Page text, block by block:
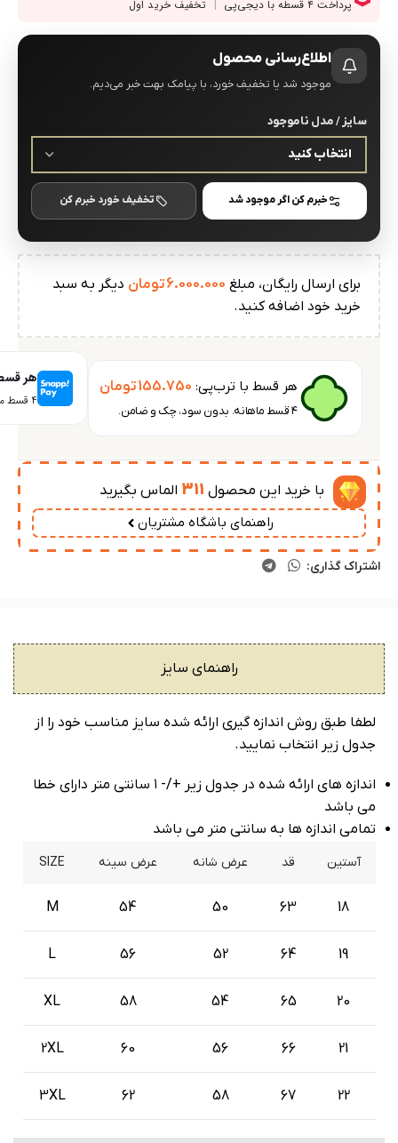
اطلاع‌رسانی محصول
موجود شد یا تخفیف خورد، با پیامک بهت خبر می‌دیم.
سایز / مدل ناموجود
خبرم کن اگر موجود شد تخفیف خورد خبرم کن
برای ارسال رایگان، مبلغ 6.000.000تومان دیگر به سبد
خرید خود اضافه کنید.
هر قسط با ترب‌پی: 155.750تومان
۴ قسط ماهانه. بدون سود، چک و ضامن.
هر
۴ قسط ماهانه. بدون سود، چک و ضامن.
با خرید این محصول 311 الماس بگیرید
راهنمای باشگاه مشتریان
اشتراک گذاری:
راهنمای سایز
لطفا طبق روش اندازه گیری ارائه شده سایز مناسب خود را از
جدول زیر انتخاب نمایید.
اندازه های ارائه شده در جدول زیر +/- ۱ سانتی متر دارای خطا
می باشد
تمامی اندازه ها به سانتی متر می باشد
آستین قد عرض شانه عرض سینه SIZE
18
63
50
54
M
19
64
52
56
L
20
65
54
58
XL
21
66
56
60
2XL
22
67
58
62
3XL